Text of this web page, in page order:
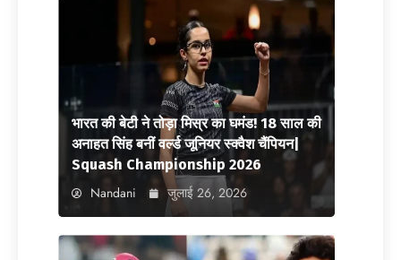
भारत की बेटी ने तोड़ा मिस्र का घमंड! 18 साल की
अनाहत सिंह बनीं वर्ल्ड जूनियर स्क्वैश चैंपियन|
Squash Championship 2026
Nandani जुलाई 26, 2026